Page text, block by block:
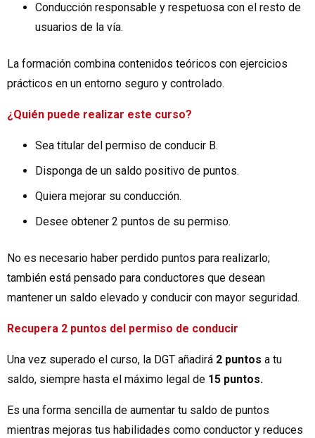
Conducción responsable y respetuosa con el resto de
usuarios de la vía.
La formación combina contenidos teóricos con ejercicios
prácticos en un entorno seguro y controlado.
¿Quién puede realizar este curso?
Sea titular del permiso de conducir B.
Disponga de un saldo positivo de puntos.
Quiera mejorar su conducción.
Desee obtener 2 puntos de su permiso.
No es necesario haber perdido puntos para realizarlo;
también está pensado para conductores que desean
mantener un saldo elevado y conducir con mayor seguridad.
Recupera 2 puntos del permiso de conducir
Una vez superado el curso, la DGT añadirá 2 puntos a tu
saldo, siempre hasta el máximo legal de 15 puntos.
Es una forma sencilla de aumentar tu saldo de puntos
mientras mejoras tus habilidades como conductor y reduces